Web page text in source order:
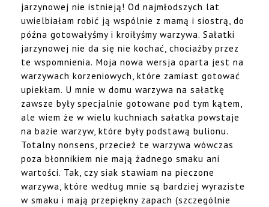
jarzynowej nie istnieją! Od najmłodszych lat
uwielbiałam robić ją wspólnie z mamą i siostrą, do
późna gotowałyśmy i kroiłyśmy warzywa. Sałatki
jarzynowej nie da się nie kochać, chociażby przez
te wspomnienia. Moja nowa wersja oparta jest na
warzywach korzeniowych, które zamiast gotować
upiekłam. U mnie w domu warzywa na sałatkę
zawsze były specjalnie gotowane pod tym kątem,
ale wiem że w wielu kuchniach sałatka powstaje
na bazie warzyw, które były podstawą bulionu.
Totalny nonsens, przecież te warzywa wówczas
poza błonnikiem nie mają żadnego smaku ani
wartości. Tak, czy siak stawiam na pieczone
warzywa, które według mnie są bardziej wyraziste
w smaku i mają przepiękny zapach (szczególnie